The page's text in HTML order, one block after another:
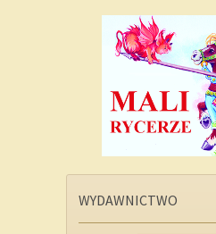
WYDAWNICTWO